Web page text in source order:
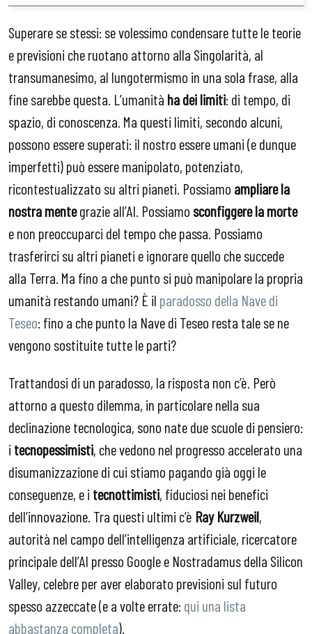
Superare se stessi: se volessimo condensare tutte le teorie
e previsioni che ruotano attorno alla Singolarità, al
transumanesimo, al lungotermismo in una sola frase, alla
fine sarebbe questa. L’umanità ha dei limiti: di tempo, di
spazio, di conoscenza. Ma questi limiti, secondo alcuni,
possono essere superati: il nostro essere umani (e dunque
imperfetti) può essere manipolato, potenziato,
ricontestualizzato su altri pianeti. Possiamo ampliare la
nostra mentegrazie all’AI. Possiamo sconfiggere la morte
e non preoccuparci del tempo che passa. Possiamo
trasferirci su altri pianeti e ignorare quello che succede
alla Terra. Ma fino a che punto si può manipolare la propria
umanità restando umani? È il paradosso della Nave di
Teseo: fino a che punto la Nave di Teseo resta tale se ne
vengono sostituite tutte le parti?
Trattandosi di un paradosso, la risposta non c’è. Però
attorno a questo dilemma, in particolare nella sua
declinazione tecnologica, sono nate due scuole di pensiero:
i tecnopessimisti, che vedono nel progresso accelerato una
disumanizzazione di cui stiamo pagando già oggi le
conseguenze, e i tecnottimisti, fiduciosi nei benefici
dell’innovazione. Tra questi ultimi c’è Ray Kurzweil,
autorità nel campo dell’intelligenza artificiale, ricercatore
principale dell’AI presso Google e Nostradamus della Silicon
Valley, celebre per aver elaborato previsioni sul futuro
spesso azzeccate (e a volte errate: qui una lista
abbastanza completa).